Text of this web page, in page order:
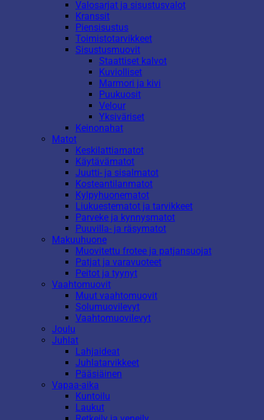
Valosarjat ja sisustusvalot
Kranssit
Piensisustus
Toimistotarvikkeet
Sisustusmuovit
Staattiset kalvot
Kuviolliset
Marmori ja kivi
Puukuosit
Velour
Yksiväriset
Keinonahat
Matot
Keskilattiamatot
Käytävämatot
Juutti- ja sisalmatot
Kosteantilanmatot
Kylpyhuonematot
Liukuestematot ja tarvikkeet
Parveke ja kynnysmatot
Puuvilla- ja räsymatot
Makuuhuone
Muovitettu frotee ja patjansuojat
Patjat ja varavuoteet
Peitot ja tyynyt
Vaahtomuovit
Muut vaahtomuovit
Solumuovilevyt
Vaahtomuovilevyt
Joulu
Juhlat
Lahjaideat
Juhlatarvikkeet
Pääsiäinen
Vapaa-aika
Kuntoilu
Laukut